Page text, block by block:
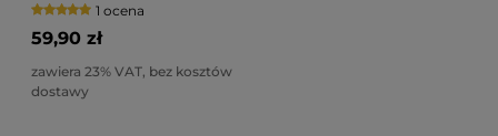
1 ocena
59,90 zł
zawiera 23% VAT, bez kosztów
dostawy